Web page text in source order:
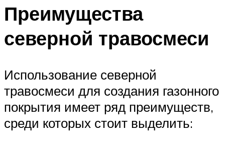
Преимущества
северной травосмеси
Использование северной
травосмеси для создания газонного
покрытия имеет ряд преимуществ,
среди которых стоит выделить: